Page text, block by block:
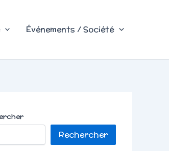
Événements / Société
Rechercher